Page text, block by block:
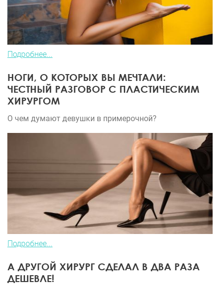
Подробнее...
НОГИ, О КОТОРЫХ ВЫ МЕЧТАЛИ:
ЧЕСТНЫЙ РАЗГОВОР С ПЛАСТИЧЕСКИМ
ХИРУРГОМ
О чем думают девушки в примерочной?
Подробнее...
А ДРУГОЙ ХИРУРГ СДЕЛАЛ В ДВА РАЗА
ДЕШЕВЛЕ!